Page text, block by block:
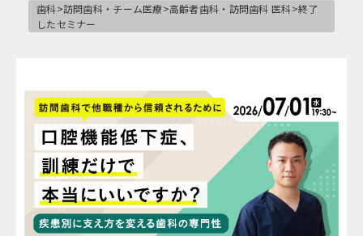
歯科>訪問歯科・チーム医療>高齢者歯科・訪問歯科 医科>終了
したセミナー